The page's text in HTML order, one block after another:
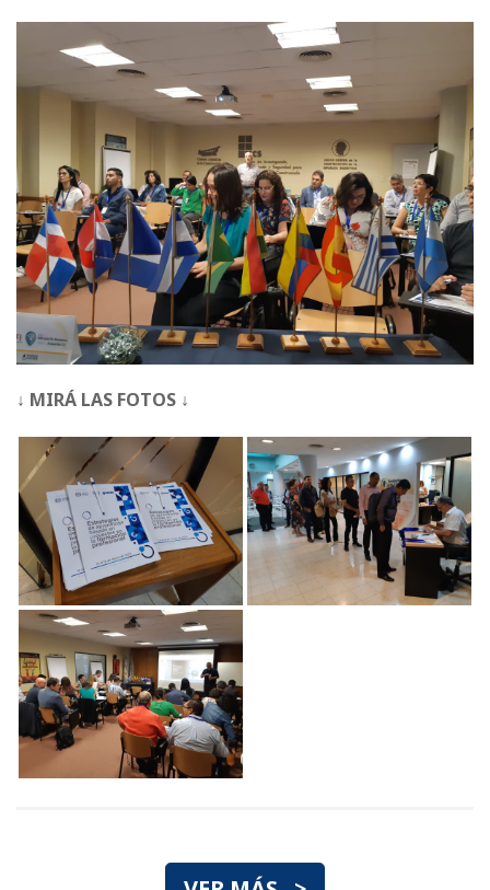
↓ MIRÁ LAS FOTOS ↓